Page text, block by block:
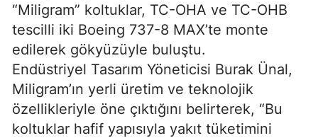
“Miligram” koltuklar, TC-OHA ve TC-OHB
tescilli iki Boeing 737-8 MAX’te monte
edilerek gökyüzüyle buluştu.
Endüstriyel Tasarım Yöneticisi Burak Ünal,
Miligram’ın yerli üretim ve teknolojik
özellikleriyle öne çıktığını belirterek, “Bu
koltuklar hafif yapısıyla yakıt tüketimini